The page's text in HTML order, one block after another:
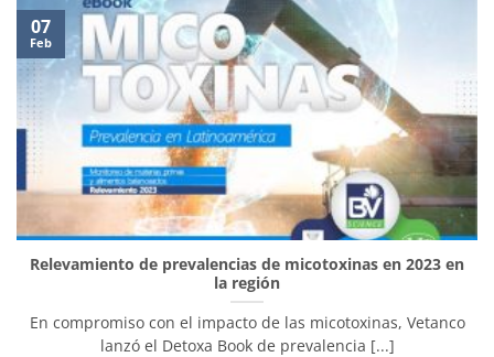
Relevamiento de prevalencias de micotoxinas en 2023 en
la región
En compromiso con el impacto de las micotoxinas, Vetanco
lanzó el Detoxa Book de prevalencia [...]
07
Feb